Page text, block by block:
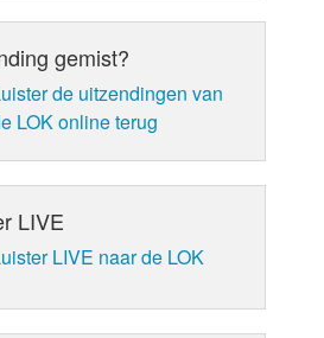
gemist?
de uit­zen­din­gen van
LOK online terug
LIVE
LIVE naar de LOK